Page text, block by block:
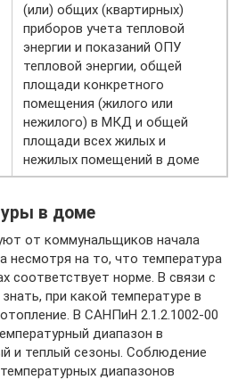
(или) общих (квартирных)
приборов учета тепловой
энергии и показаний ОПУ
тепловой энергии, общей
площади конкретного
помещения (жилого или
нежилого) в МКД и общей
площади всех жилых и
нежилых помещений в доме
в доме
от коммунальщиков начала
несмотря на то, что температура
соответствует норме. В связи с
при какой температуре в
В САНПиН 2.1.2.1002-00
диапазон в
и теплый сезоны. Соблюдение
диапазонов